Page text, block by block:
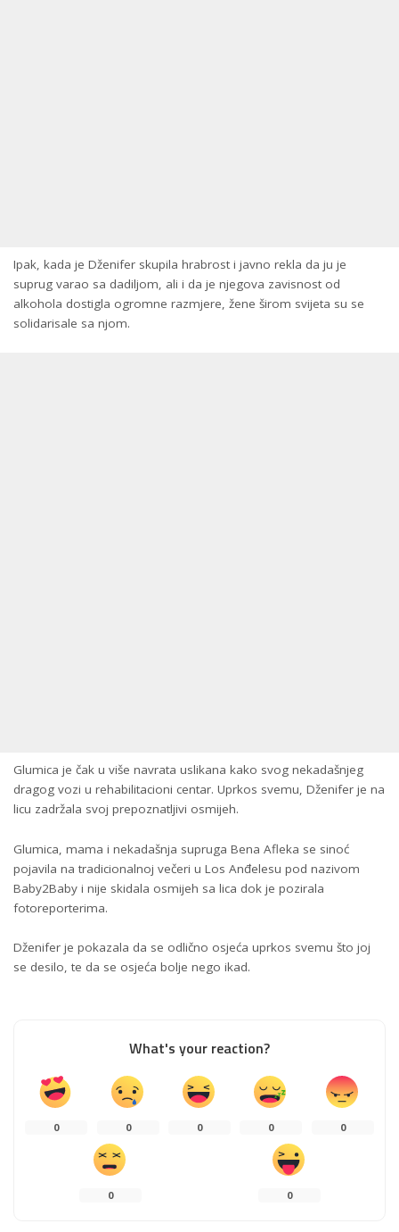
Ipak, kada je Dženifer skupila hrabrost i javno rekla da ju je
suprug varao sa dadiljom, ali i da je njegova zavisnost od
alkohola dostigla ogromne razmjere, žene širom svijeta su se
solidarisale sa njom.
Glumica je čak u više navrata uslikana kako svog nekadašnjeg
dragog vozi u rehabilitacioni centar. Uprkos svemu, Dženifer je na
licu zadržala svoj prepoznatljivi osmijeh.
Glumica, mama i nekadašnja supruga Bena Afleka se sinoć
pojavila na tradicionalnoj večeri u Los Anđelesu pod nazivom
Baby2Baby i nije skidala osmijeh sa lica dok je pozirala
fotoreporterima.
Dženifer je pokazala da se odlično osjeća uprkos svemu što joj
se desilo, te da se osjeća bolje nego ikad.
What's your reaction?
0 0 0 0 0
0 0